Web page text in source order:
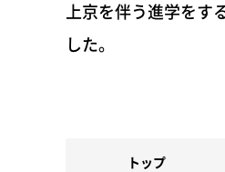
上京を伴う進学をす
した。
トップ